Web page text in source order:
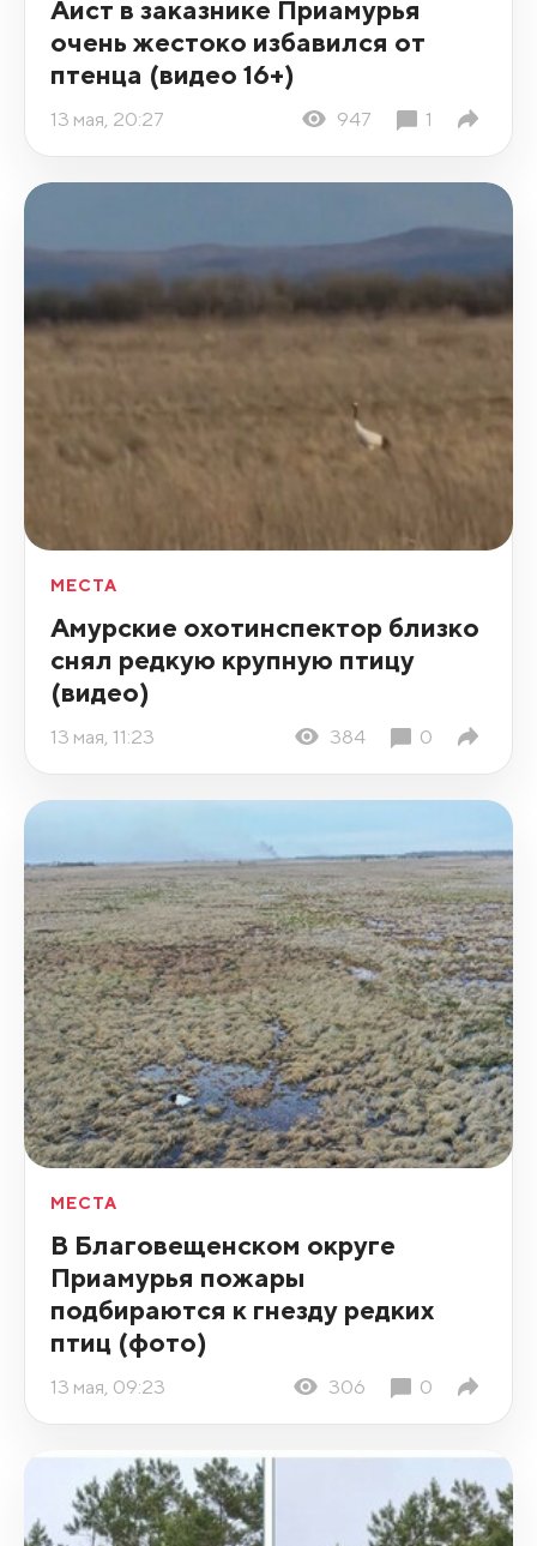
Аист в заказнике Приамурья
очень жестоко избавился от
птенца (видео 16+)
13 мая, 20:27 947 1
МЕСТА
Амурские охотинспектор близко
снял редкую крупную птицу
(видео)
13 мая, 11:23 384 0
МЕСТА
В Благовещенском округе
Приамурья пожары
подбираются к гнезду редких
птиц (фото)
13 мая, 09:23 306 0